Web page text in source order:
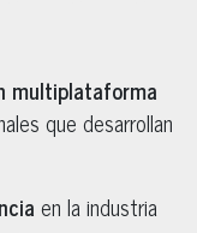
multiplataforma
que desarrollan
en la industria